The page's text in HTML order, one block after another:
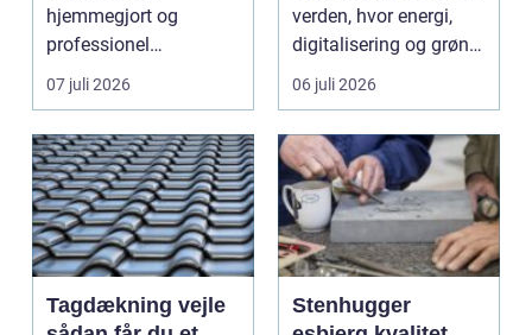
hjemmegjort og
professionel
vinduespudsning, nå...
07 juli 2026
verden, hvor energi,
digitalisering og grøn
omsti...
06 juli 2026
Tagdækning vejle
Stenhugger